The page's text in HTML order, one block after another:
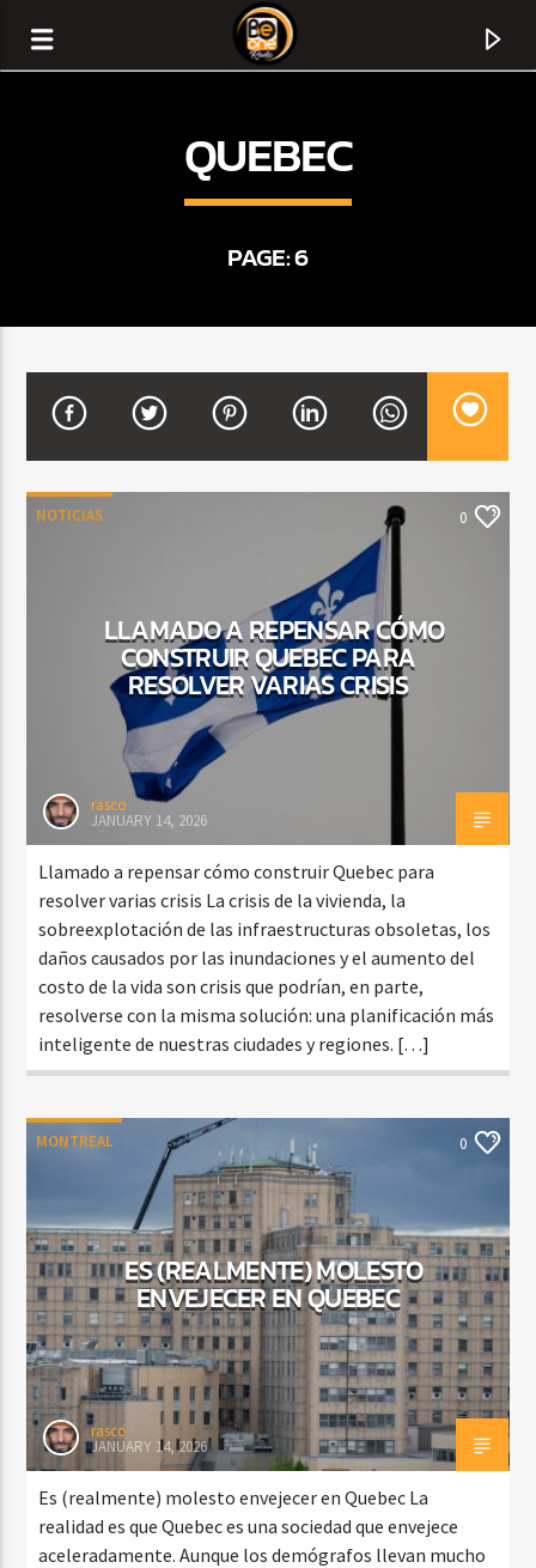
TITLE
ARTIST
CURRENT SHOW
BACHATA PARA EL CAMINO
5:00 PM 7:00 PM
Beone Radio
QUEBEC
PAGE: 6
NOTICIAS 0
LLAMADO A REPENSAR CÓMO
CONSTRUIR QUEBEC PARA
RESOLVER VARIAS CRISIS
rasco
JANUARY 14, 2026
Llamado a repensar cómo construir Quebec para
resolver varias crisis La crisis de la vivienda, la
sobreexplotación de las infraestructuras obsoletas, los
daños causados ​​por las inundaciones y el aumento del
costo de la vida son crisis que podrían, en parte,
resolverse con la misma solución: una planificación más
inteligente de nuestras ciudades y regiones. […]
MONTREAL 0
ES (REALMENTE) MOLESTO
ENVEJECER EN QUEBEC
rasco
JANUARY 14, 2026
Es (realmente) molesto envejecer en Quebec La
realidad es que Quebec es una sociedad que envejece
aceleradamente. Aunque los demógrafos llevan mucho